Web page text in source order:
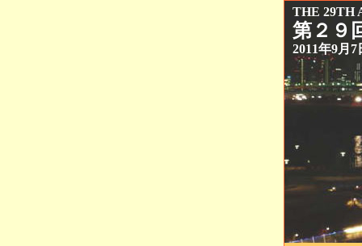
THE 29TH
第２９
2011年9月